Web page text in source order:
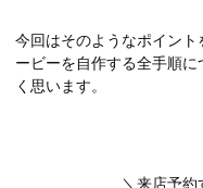
今回はそのようなポイン
ービーを自作する全手順
く思います。
＼来店予約